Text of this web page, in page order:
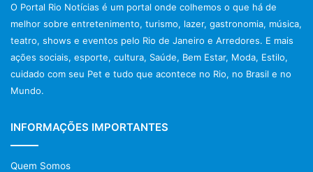
O Portal Rio Notícias é um portal onde colhemos o que há de
melhor sobre entretenimento, turismo, lazer, gastronomia, música,
teatro, shows e eventos pelo Rio de Janeiro e Arredores. E mais
ações sociais, esporte, cultura, Saúde, Bem Estar, Moda, Estilo,
cuidado com seu Pet e tudo que acontece no Rio, no Brasil e no
Mundo.
INFORMAÇÕES IMPORTANTES
Quem Somos